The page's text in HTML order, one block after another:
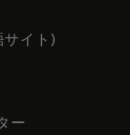
サイト)
ー